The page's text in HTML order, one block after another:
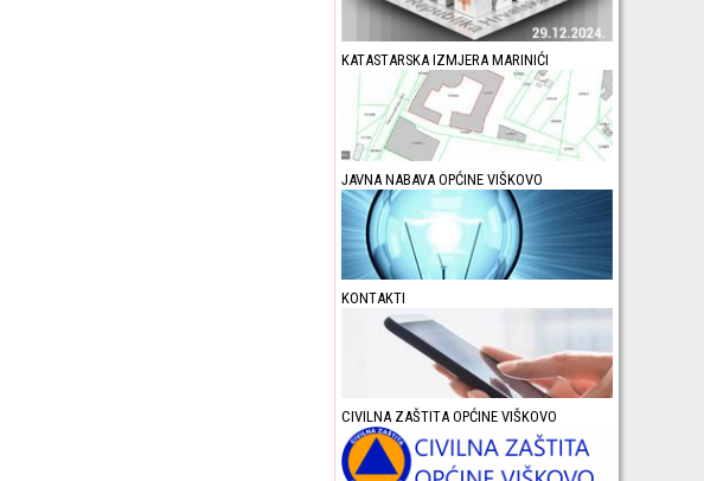
KATASTARSKA IZMJERA MARINIĆI
JAVNA NABAVA OPĆINE VIŠKOVO
KONTAKTI
CIVILNA ZAŠTITA OPĆINE VIŠKOVO